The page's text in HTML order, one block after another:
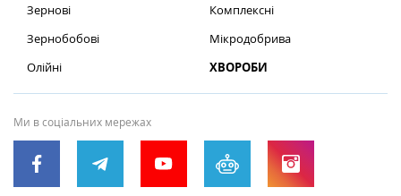
Зернові
Зернобобові
Олійні
Комплексні
Мікродобрива
ХВОРОБИ
Ми в соціальних мережах